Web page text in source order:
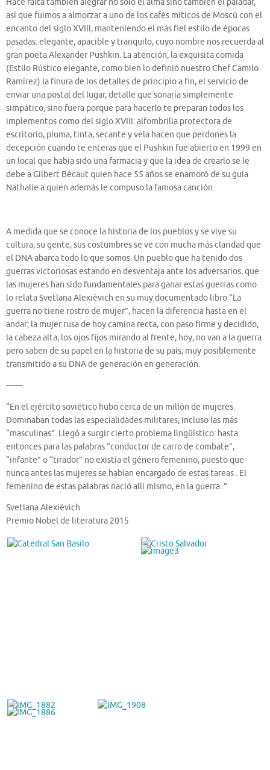
así que fuimos a almorzar a uno de los cafés míticos de Moscú con el
encanto del siglo XVIII, manteniendo el más fiel estilo de épocas
pasadas: elegante, apacible y tranquilo, cuyo nombre nos recuerda al
gran poeta Alexander Pushkin. La atención, la exquisita comida
(Estilo Rústico elegante, como bien lo definió nuestro Chef Camilo
Ramírez) la finura de los detalles de principio a fin, el servicio de
enviar una postal del lugar, detalle que sonaría simplemente
simpático, sino fuera porque para hacerlo te preparan todos los
implementos como del siglo XVIII: alfombrilla protectora de
escritorio, pluma, tinta, secante y vela hacen que perdones la
decepción cuando te enteras que el Pushkin fue abierto en 1999 en
un local que había sido una farmacia y que la idea de crearlo se le
debe a Gilbert Bécaut quien hace 55 años se enamoró de su guía
Nathalie a quien además le compuso la famosa canción.
A medida que se conoce la historia de los pueblos y se vive su
cultura, su gente, sus costumbres se ve con mucha más claridad que
el DNA abarca todo lo que somos. Un pueblo que ha tenido dos
guerras victoriosas estando en desventaja ante los adversarios, que
las mujeres han sido fundamentales para ganar estas guerras como
lo relata Svetlana Alexiévich en su muy documentado libro “La
guerra no tiene rostro de mujer”, hacen la diferencia hasta en el
andar; la mujer rusa de hoy camina recta, con paso firme y decidido,
la cabeza alta, los ojos fijos mirando al frente, hoy, no van a la guerra
pero saben de su papel en la historia de su país, muy posiblemente
transmitido a su DNA de generación en generación.
——
“En el ejército soviético hubo cerca de un millón de mujeres.
Dominaban todas las especialidades militares, incluso las más
“masculinas”. Llegó a surgir cierto problema lingüístico: hasta
entonces para las palabras “conductor de carro de combate”,
“infante” o “tirador” no existía el género femenino, puesto que
nunca antes las mujeres se habían encargado de estas tareas . El
femenino de estas palabras nació allí mismo, en la guerra .”
Svetlana Alexiévich
Premio Nobel de literatura 2015